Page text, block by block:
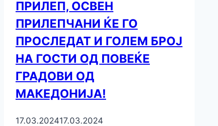
ПРИЛЕП, ОСВЕН
ПРИЛЕПЧАНИ ЌЕ ГО
ПРОСЛЕДАТ И ГОЛЕМ БРОЈ
НА ГОСТИ ОД ПОВЕЌЕ
ГРАДОВИ ОД
МАКЕДОНИЈА!
17.03.202417.03.2024